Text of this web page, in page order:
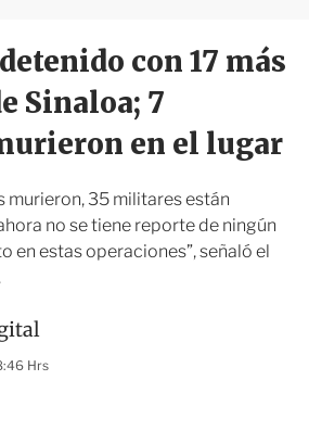
a
s
i
o
con 17 más
Sinaloa; 7
en el lugar
murieron, 35 militares están
no se tiene reporte de ningún
en estas operaciones”, señaló el
Hrs